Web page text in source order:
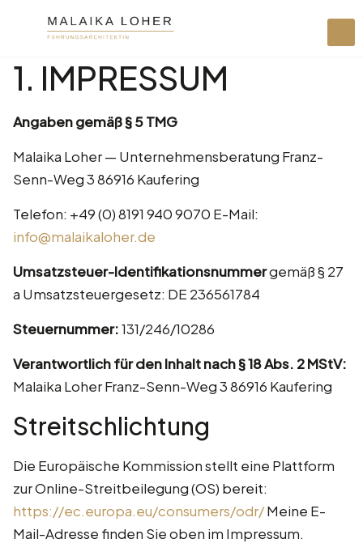
1. IMPRESSUM
Angaben gemäß § 5 TMG
Malaika Loher — Unternehmensberatung Franz-
Senn-Weg 3 86916 Kaufering
Telefon: +49 (0) 8191 940 9070 E-Mail:
info@malaikaloher.de
Umsatzsteuer-Identifikationsnummergemäß § 27
a Umsatzsteuergesetz: DE 236561784
Steuernummer:131/246/10286
Verantwortlich für den Inhalt nach § 18 Abs. 2 MStV:
Malaika Loher Franz-Senn-Weg 3 86916 Kaufering
Streitschlichtung
Die Europäische Kommission stellt eine Plattform
zur Online-Streitbeilegung (OS) bereit:
https://ec.europa.eu/consumers/odr/Meine E-
Mail-Adresse finden Sie oben im Impressum.